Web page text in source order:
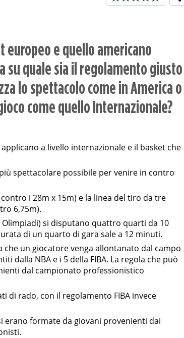
europeo e quello americano
su quale sia il regolamento giusto
lo spettacolo come in America o
come quello Internazionale?
a livello internazionale e il basket che
spettacolare possibile per venire in contro
i 28m x 15m) e la linea del tiro da tre
6,75m).
si disputano quattro quarti da 10
di un quarto di gara sale a 12 minuti.
un giocatore venga allontanato dal campo
dalla NBA e i 5 della FIBA. La regola che può
dal campionato professionistico
di rado, con il regolamento FIBA invece
erano formate da giovani provenienti dai